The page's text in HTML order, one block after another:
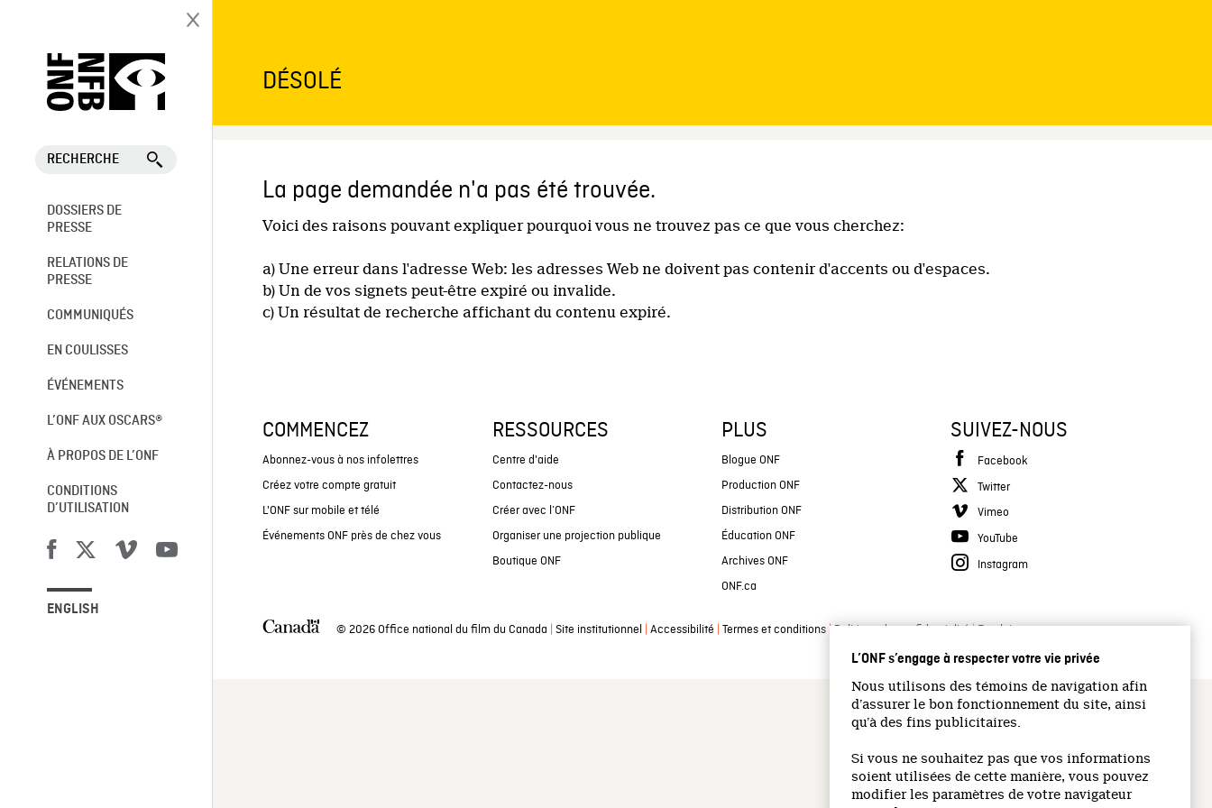
L’ONF s’engage à respecter votre vie privée
Nous utilisons des témoins de navigation afin
d’assurer le bon fonctionnement du site, ainsi
qu’à des fins publicitaires.
Si vous ne souhaitez pas que vos informations
soient utilisées de cette manière, vous pouvez
modifier les paramètres de votre navigateur
RECHERCHE
DOSSIERS DE
PRESSE
RELATIONS DE
PRESSE
COMMUNIQUÉS
EN COULISSES
ÉVÉNEMENTS
L’ONF AUX OSCARS®
À PROPOS DE L’ONF
CONDITIONS
D’UTILISATION
ENGLISH
DÉSOLÉ
La page demandée n'a pas été trouvée.
Voici des raisons pouvant expliquer pourquoi vous ne trouvez pas ce que vous cherchez:
a) Une erreur dans l'adresse Web: les adresses Web ne doivent pas contenir d'accents ou d'espaces.
b) Un de vos signets peut-être expiré ou invalide.
c) Un résultat de recherche affichant du contenu expiré.
COMMENCEZ
Abonnez-vous à nos infolettres
Créez votre compte gratuit
L'ONF sur mobile et télé
Événements ONF près de chez vous
RESSOURCES
Centre d'aide
Contactez-nous
Créer avec l’ONF
Organiser une projection publique
Boutique ONF
PLUS
Blogue ONF
Production ONF
Distribution ONF
Éducation ONF
Archives ONF
ONF.ca
SUIVEZ-NOUS
Facebook
Twitter
Vimeo
YouTube
Instagram
© 2026 Office national du film du Canada Site institutionnel Accessibilité Termes et conditions | Politique de confidentialité|Emplois